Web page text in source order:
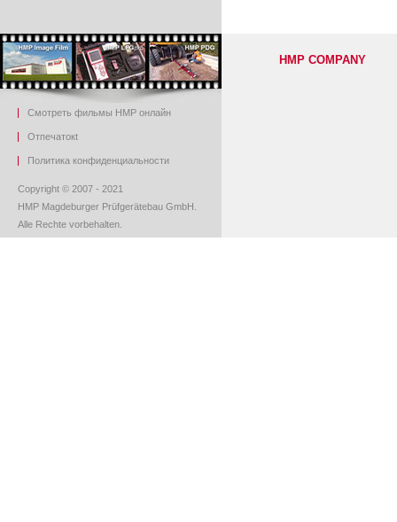
Смотреть фильмы HMP онлайн
Oтпечатокt
Политика конфиденциальности
Copyright © 2007 - 2021
HMP Magdeburger Prüfgerätebau GmbH.
Alle Rechte vorbehalten.
HMP COMPANY